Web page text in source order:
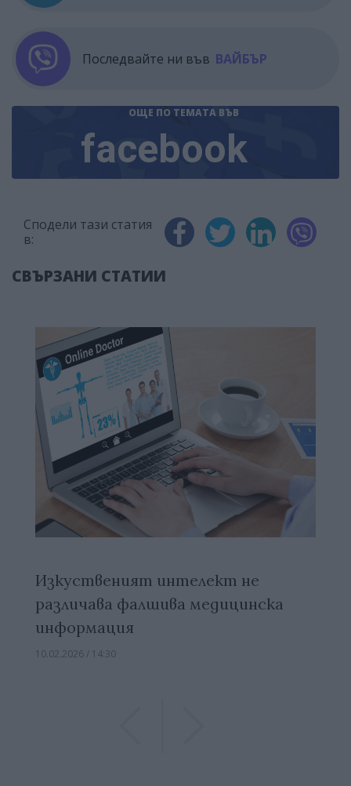
Последвайте ни във ВАЙБЪР
ОЩЕ ПО ТЕМАТА ВЪВ
facebook
Сподели тази статия
в:
СВЪРЗАНИ СТАТИИ
Изкуственият интелект не
различава фалшива медицинска
информация
10.02.2026 / 14:30